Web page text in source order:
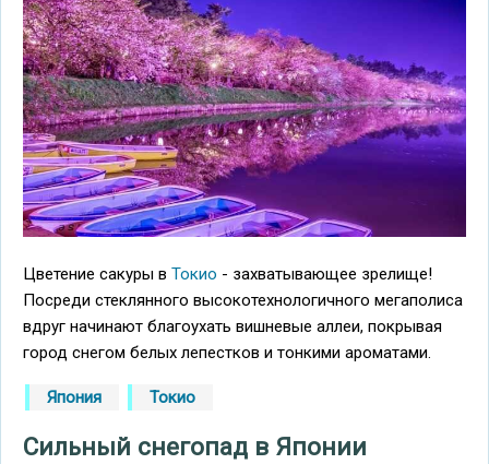
Цветение сакуры в Токио - захватывающее зрелище!
Посреди стеклянного высокотехнологичного мегаполиса
вдруг начинают благоухать вишневые аллеи, покрывая
город снегом белых лепестков и тонкими ароматами.
Япония Токио
Сильный снегопад в Японии